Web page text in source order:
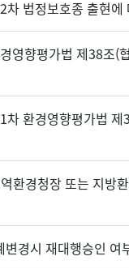
법정보호종 출현
영향평가법 제38조(
환경영향평가법
환경청장 또는 지방
경시 재대행승인 여